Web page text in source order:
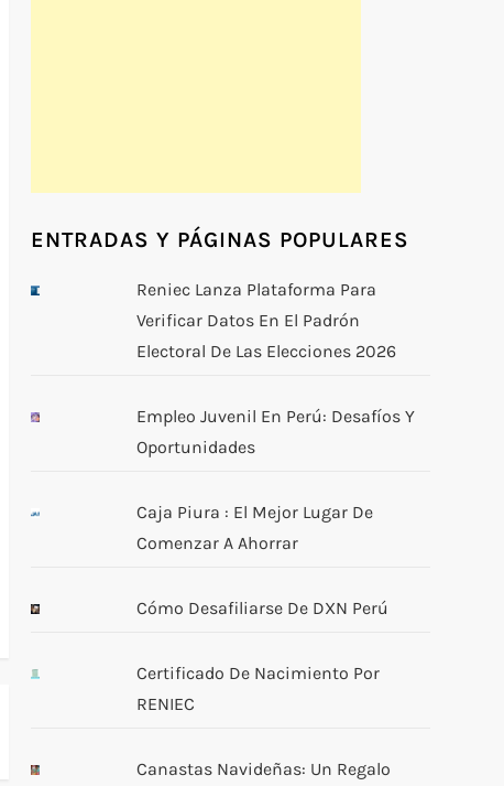
ENTRADAS Y PÁGINAS POPULARES
Reniec Lanza Plataforma Para
Verificar Datos En El Padrón
Electoral De Las Elecciones 2026
Empleo Juvenil En Perú: Desafíos Y
Oportunidades
Caja Piura : El Mejor Lugar De
Comenzar A Ahorrar
Cómo Desafiliarse De DXN Perú
Certificado De Nacimiento Por
RENIEC
Canastas Navideñas: Un Regalo